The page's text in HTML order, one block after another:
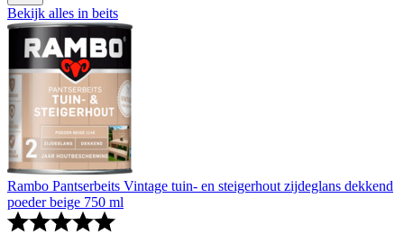
Bekijk alles in beits
Rambo Pantserbeits Vintage tuin- en steigerhout zijdeglans dekkend
poeder beige 750 ml